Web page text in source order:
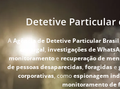
Detetive Particular
AAgência de Detetive Particular Brasil
conjugal, investigações de
monitoramentoe recuperação de
de pessoas desaparecidas, foragidase
corporativas, comoespionagem
monitoramento de